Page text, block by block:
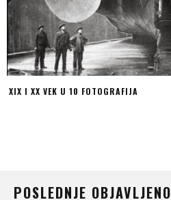
XIX I XX VEK U 10 FOTOGRAFIJA
POSLEDNJE OBJAVLJENO